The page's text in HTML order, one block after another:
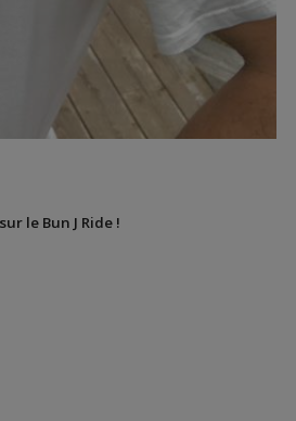
le Bun J Ride !